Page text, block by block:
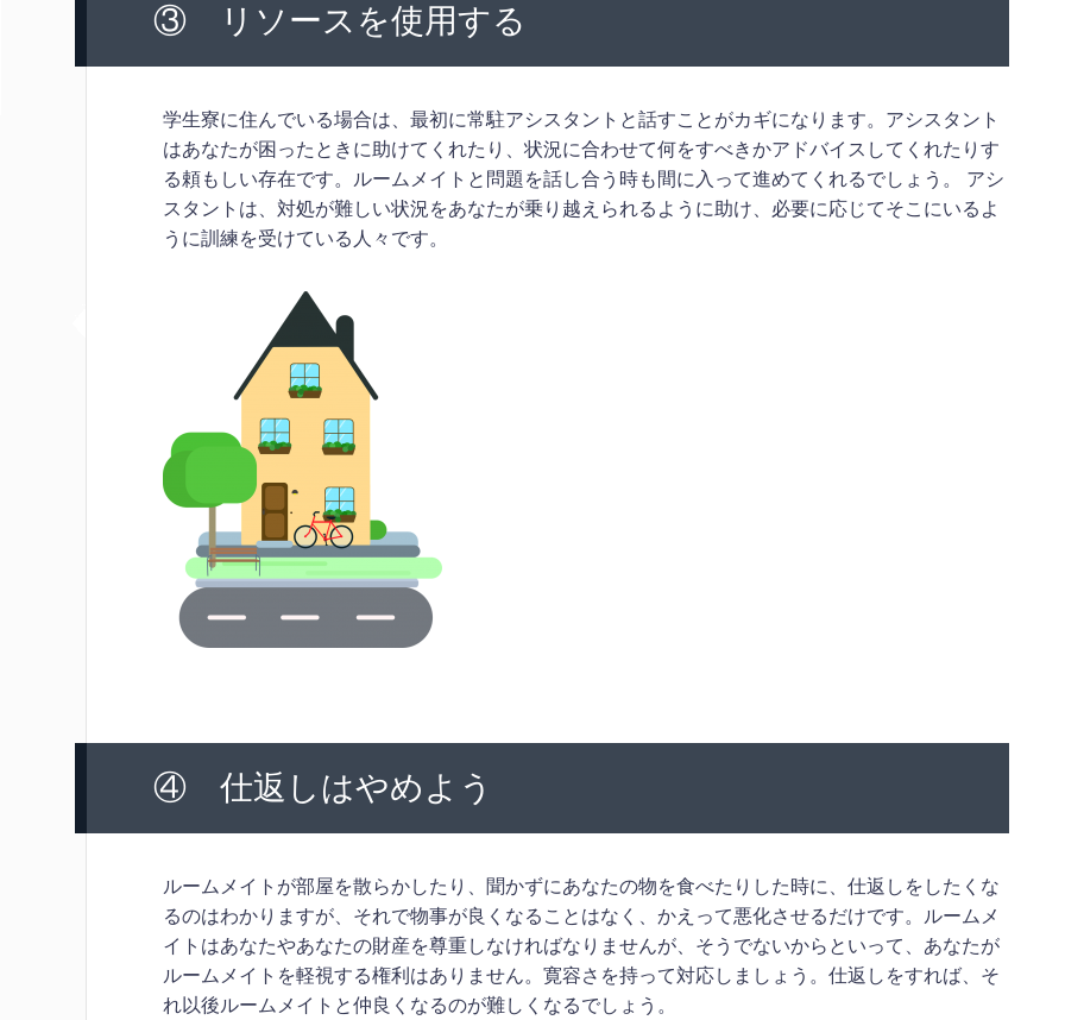
③ リソースを使用する
学生寮に住んでいる場合は、最初に常駐アシスタントと話すことがカギになります。アシスタント
はあなたが困ったときに助けてくれたり、状況に合わせて何をすべきかアドバイスしてくれたりす
る頼もしい存在です。ルームメイトと問題を話し合う時も間に入って進めてくれるでしょう。 アシ
スタントは、対処が難しい状況をあなたが乗り越えられるように助け、必要に応じてそこにいるよ
うに訓練を受けている人々です。
④ 仕返しはやめよう
ルームメイトが部屋を散らかしたり、聞かずにあなたの物を食べたりした時に、仕返しをしたくな
るのはわかりますが、それで物事が良くなることはなく、かえって悪化させるだけです。ルームメ
イトはあなたやあなたの財産を尊重しなければなりませんが、そうでないからといって、あなたが
ルームメイトを軽視する権利はありません。寛容さを持って対応しましょう。仕返しをすれば、そ
れ以後ルームメイトと仲良くなるのが難しくなるでしょう。